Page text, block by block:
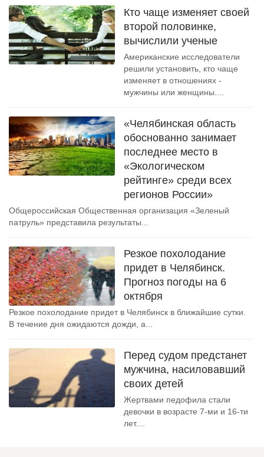
Кто чаще изменяет своей
второй половинке,
вычислили ученые
Американские исследователи
решили установить, кто чаще
изменяет в отношениях -
мужчины или женщины....
«Челябинская область
обоснованно занимает
последнее место в
«Экологическом
рейтинге» среди всех
регионов России»
Общероссийская Общественная организация «Зеленый
патруль» представила результаты...
Резкое похолодание
придет в Челябинск.
Прогноз погоды на 6
октября
Резкое похолодание придет в Челябинск в ближайшие сутки.
В течение дня ожидаются дожди, а...
Перед судом предстанет
мужчина, насиловавший
своих детей
Жертвами педофила стали
девочки в возрасте 7-ми и 16-ти
лет....